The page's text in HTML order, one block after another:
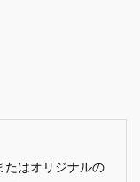
たはオリジナルの